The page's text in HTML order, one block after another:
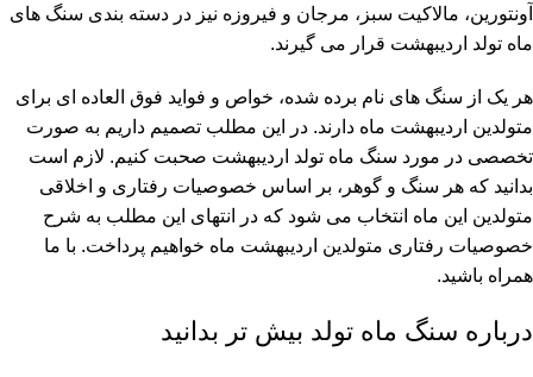
آونتورین، مالاکیت سبز، مرجان و فیروزه نیز در دسته بندی سنگ های
ماه تولد اردیبهشت قرار می گیرند.
هر یک از سنگ های نام برده شده، خواص و فواید فوق العاده ای برای
متولدین اردیبهشت ماه دارند. در این مطلب تصمیم داریم به صورت
تخصصی در مورد سنگ ماه تولد اردیبهشت صحبت کنیم. لازم است
بدانید که هر سنگ و گوهر، بر اساس خصوصیات رفتاری و اخلاقی
متولدین این ماه انتخاب می شود که در انتهای این مطلب به شرح
خصوصیات رفتاری متولدین اردیبهشت ماه خواهیم پرداخت. با ما
همراه باشید.
درباره سنگ ماه تولد بیش تر بدانید